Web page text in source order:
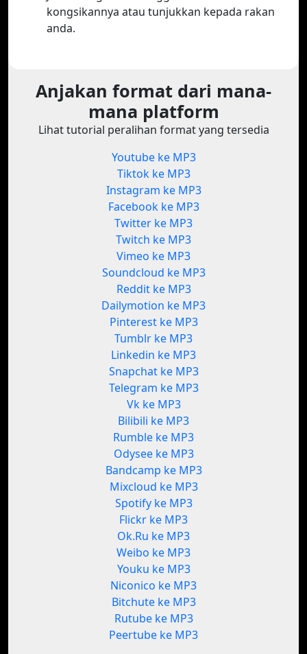
kongsikannya atau tunjukkan kepada rakan
anda.
Anjakan format dari mana-
mana platform
Lihat tutorial peralihan format yang tersedia
Youtube ke MP3
Tiktok ke MP3
Instagram ke MP3
Facebook ke MP3
Twitter ke MP3
Twitch ke MP3
Vimeo ke MP3
Soundcloud ke MP3
Reddit ke MP3
Dailymotion ke MP3
Pinterest ke MP3
Tumblr ke MP3
Linkedin ke MP3
Snapchat ke MP3
Telegram ke MP3
Vk ke MP3
Bilibili ke MP3
Rumble ke MP3
Odysee ke MP3
Bandcamp ke MP3
Mixcloud ke MP3
Spotify ke MP3
Flickr ke MP3
Ok.Ru ke MP3
Weibo ke MP3
Youku ke MP3
Niconico ke MP3
Bitchute ke MP3
Rutube ke MP3
Peertube ke MP3